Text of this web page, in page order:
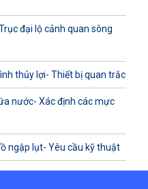
đại lộ cảnh quan sông
thủy lợi- Thiết bị quan trắc
nước- Xác định các mực
ngập lụt- Yêu cầu kỹ thuật